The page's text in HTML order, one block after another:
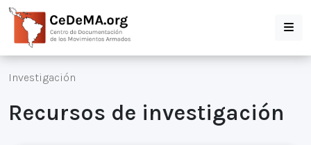
Investigación
Recursos de investigación